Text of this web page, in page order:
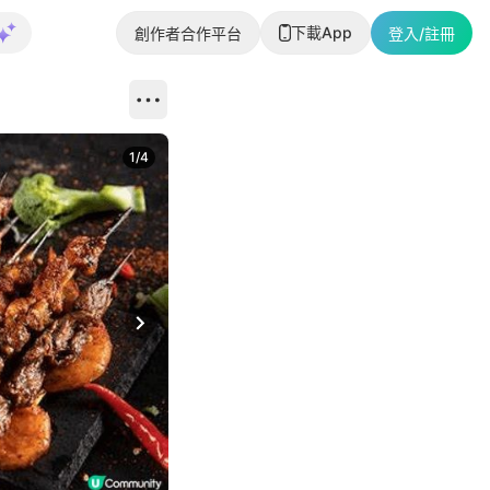
創作者合作平台 下載App 登入/註冊
Next slide
1/4